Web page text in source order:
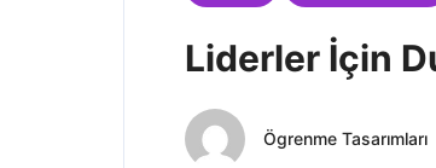
Liderler İçin
Ögrenme Tasarımları